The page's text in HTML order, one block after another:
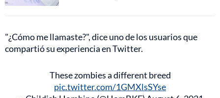
"¿Cómo me llamaste?", dice uno de los usuarios que
compartió su experiencia en Twitter.
These zombies a different breed
pic.twitter.com/1GMXlsSYse